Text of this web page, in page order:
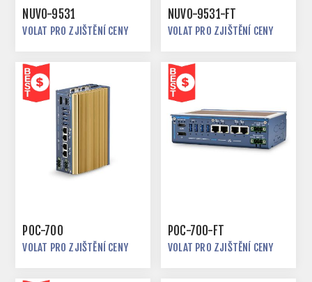
NUVO-9531
VOLAT PRO ZJIŠTĚNÍ CENY
NUVO-9531-FT
VOLAT PRO ZJIŠTĚNÍ CENY
POC-700
VOLAT PRO ZJIŠTĚNÍ CENY
POC-700-FT
VOLAT PRO ZJIŠTĚNÍ CENY